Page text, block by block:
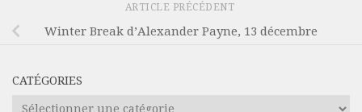
ARTICLE PRÉCÉDENT
Winter Break d’Alexander Payne, 13 décembre
CATÉGORIES
Catégories